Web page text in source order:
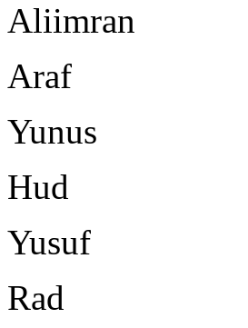
Aliimran
Araf
Yunus
Hud
Yusuf
Rad